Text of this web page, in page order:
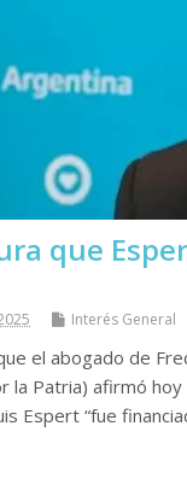
que
Interés General
el abogado de
la Patria) afirmó
Espert “fue